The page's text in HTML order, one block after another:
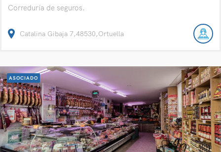
Correduría de seguros.
Catalina Gibaja 7,48530,Ortuella
ASOCIADO